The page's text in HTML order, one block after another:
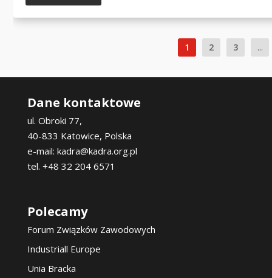
1 2 3 ...
Dane kontaktowe
ul. Obroki 77,
40-833 Katowice, Polska
e-mail: kadra@kadra.org.pl
tel. +48 32 204 6571
Polecamy
Forum Związków Zawodowych
Industriall Europe
Unia Bracka